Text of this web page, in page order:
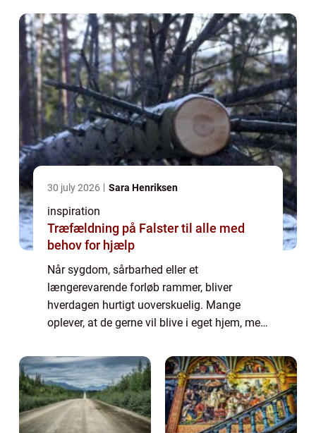
Her kan p...
30 july 2026 Sara Henriksen
inspiration
Træfældning på Falster til alle med
behov for hjælp
Når sygdom, sårbarhed eller et
længerevarende forløb rammer, bliver
hverdagen hurtigt uoverskuelig. Mange
oplever, at de gerne vil blive i eget hjem, men
pårørende og det offentlige system kan give.
Her kan p...